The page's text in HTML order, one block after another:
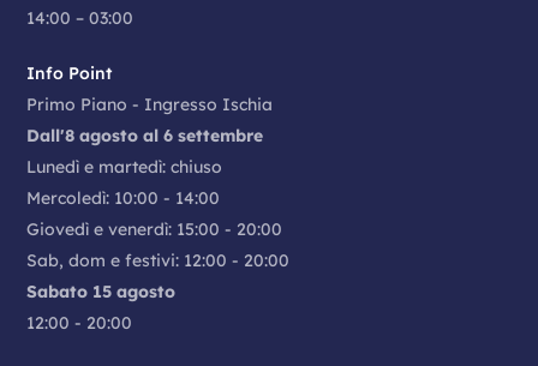
14:00 – 03:00
Info Point
Primo Piano - Ingresso Ischia
Dall'8 agosto al 6 settembre
Lunedì e martedì: chiuso
Mercoledì: 10:00 - 14:00
Giovedì e venerdì: 15:00 - 20:00
Sab, dom e festivi: 12:00 - 20:00
Sabato 15 agosto
12:00 - 20:00